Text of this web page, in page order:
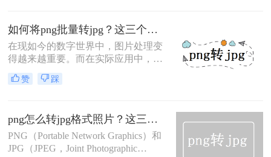
能需要将PNG图片转换为JPG格式，
以适应特定的需求或优化文件大小。
那么png怎么转jpg呢？下面，我们将
法。
如何将png批量转jpg？这三个方法可以学习下 ！
在现如今的数字世界中，图片处理变
得越来越重要。而在实际应用中，我
们常常需要将PNG格式的图片转换为
JPG格式，以节省存储空间、提高加
而高效的方法，让你轻松应对图片格
式转换的需求。
赞 踩
png怎么转jpg格式照片？这三个方法需要了解！
PNG（Portable Network Graphics）和
JPG（JPEG，Joint Photographic